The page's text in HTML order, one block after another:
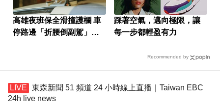
高雄夜班保全滑撞護欄 車
停路邊「折腰倒副駕」
踩著空氣，邁向極限，讓
每一步都輕盈有力
Recommended by
東森新聞 51 頻道 24 小時線上直播｜Taiwan EBC
24h live news